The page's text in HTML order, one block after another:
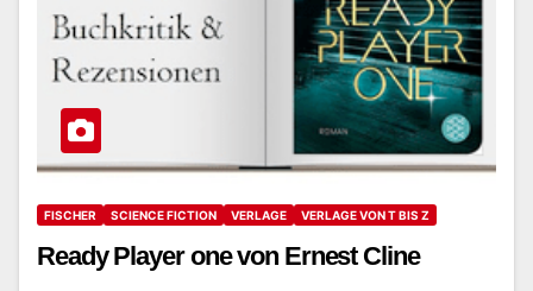
FISCHER SCIENCE FICTION VERLAGE VERLAGE VON T BIS Z
Ready Player one von Ernest Cline